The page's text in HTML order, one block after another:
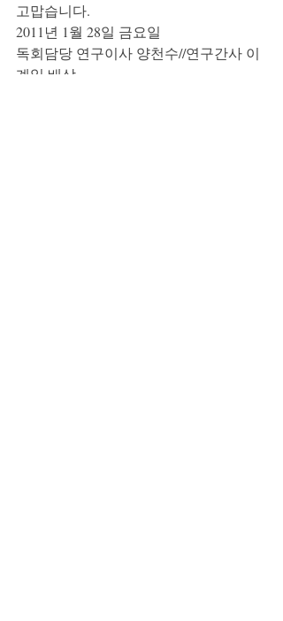
고맙습니다.
2011년 1월 28일 금요일
독회담당 연구이사 양천수//연구간사 이
계일 배상